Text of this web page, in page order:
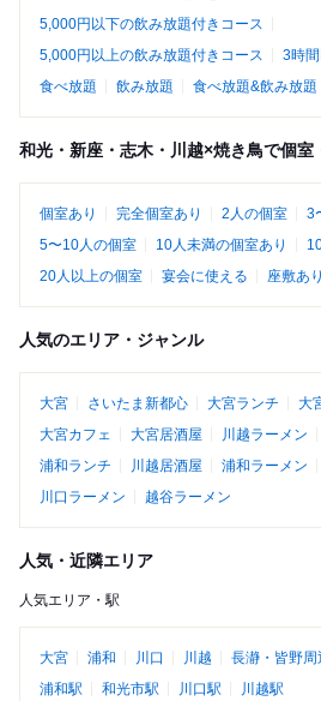
5,000円以下の飲み放題付きコース
5,000円以上の飲み放題付きコース
3時
食べ放題
飲み放題 食べ放題&飲み放題
和光・新座・志木・川越×焼き鳥で個室
個室あり 完全個室あり 2人の個室
3
5〜10人の個室
10人未満の個室あり
20人以上の個室
宴会に使える 座敷あり
人気のエリア・ジャンル
大宮 さいたま新都心 大宮ランチ 大
大宮カフェ
大宮居酒屋 川越ラーメン
浦和ランチ
川越居酒屋 浦和ラーメン
川口ラーメン
越谷ラーメン
人気・近隣エリア
人気エリア・駅
大宮 浦和 川口 川越 長瀞・皆野周
浦和駅
和光市駅 川口駅 川越駅